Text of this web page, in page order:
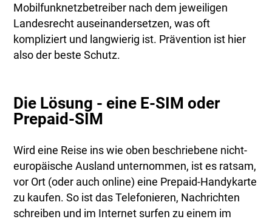
Mobilfunknetzbetreiber nach dem jeweiligen
Landesrecht auseinandersetzen, was oft
kompliziert und langwierig ist. Prävention ist hier
also der beste Schutz.
Die Lösung - eine E-SIM oder
Prepaid-SIM
Wird eine Reise ins wie oben beschriebene nicht-
europäische Ausland unternommen, ist es ratsam,
vor Ort (oder auch online) eine Prepaid-Handykarte
zu kaufen. So ist das Telefonieren, Nachrichten
schreiben und im Internet surfen zu einem im